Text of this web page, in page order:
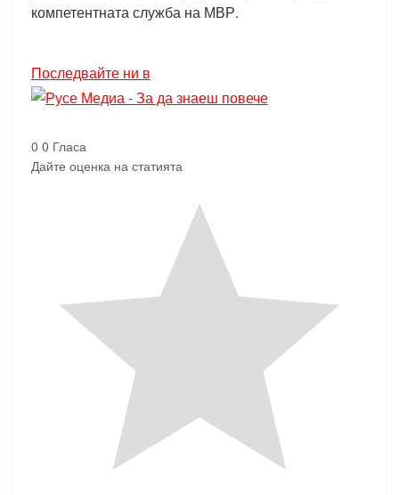
компетентната служба на МВР.
Последвайте ни в
0 0 Гласа
Дайте оценка на статията